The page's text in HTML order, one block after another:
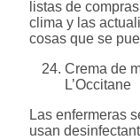
listas de
clima y las
cosas que se
Crema de
L’Occitane
Las enfermeras
usan